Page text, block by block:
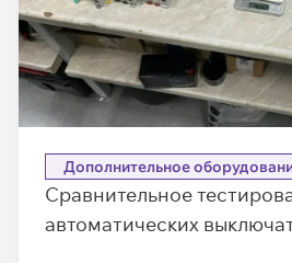
Дополнительное
Сравнительное
автоматических